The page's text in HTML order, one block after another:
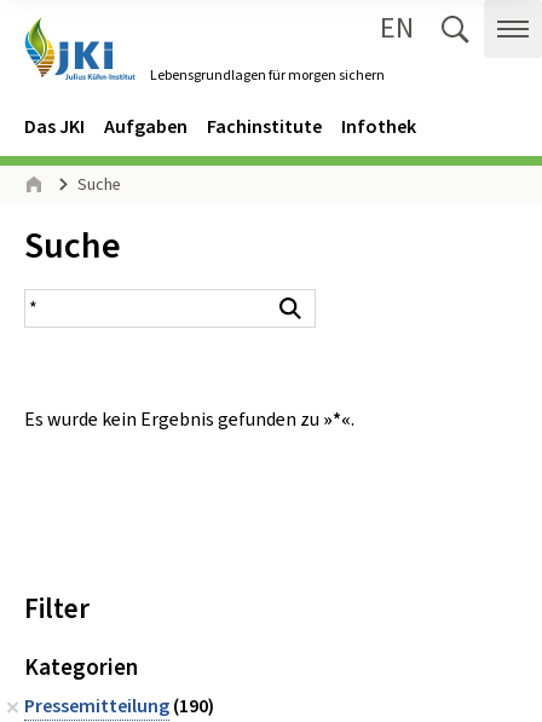
Lebensgrundlagen für morgen sichern
EN
Navigation
Hauptmenü
Das JKI Aufgaben Fachinstitute Infothek
Seitenpfad
Suche
Inhalt:
Suche
Suchergebnis
Es wurde kein Ergebnis gefunden zu »*«.
Filter
Kategorien
Pressemitteilung(190)